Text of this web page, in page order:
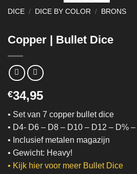
DICE / DICE BY COLOR / BRONS
Copper | Bullet Dice
€34,95
• Set van 7 copper bullet dice
• D4- D6 – D8 – D10 – D12 – D%
• Inclusief metalen magazijn
• Gewicht: Heavy!
• Kijk hier voor meer Bullet Dice